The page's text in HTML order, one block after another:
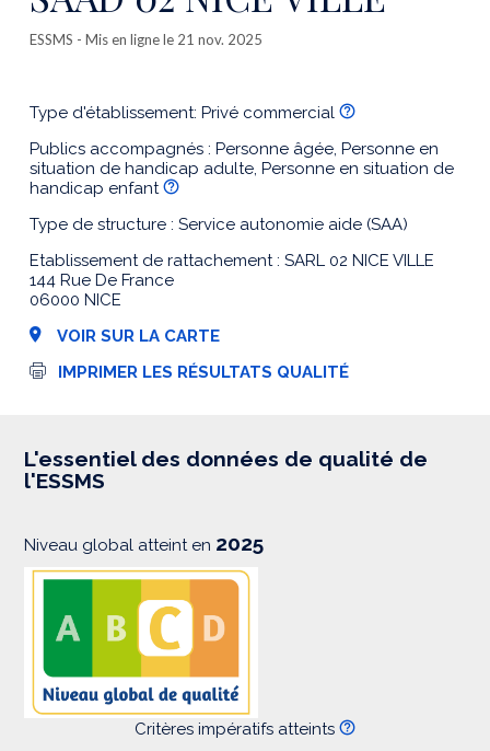
ESSMS - Mis en ligne le 21 nov. 2025
Type d'établissement: Privé commercial
Publics accompagnés : Personne âgée, Personne en
situation de handicap adulte, Personne en situation de
handicap enfant
Type de structure : Service autonomie aide (SAA)
Etablissement de rattachement : SARL 02 NICE VILLE
144 Rue De France
06000 NICE
VOIR SUR LA CARTE
I
s
i
IMPRIMER LES RÉSULTATS QUALITÉ
L'essentiel des données de qualité de
l'ESSMS
Niveau global atteint en 2025
Critères impératifs atteints